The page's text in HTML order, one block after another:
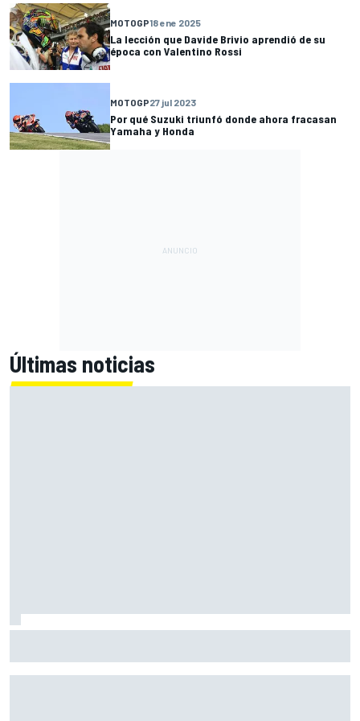
MOTOGP18 ene 2025
La lección que Davide Brivio aprendió de su
época con Valentino Rossi
MOTOGP27 jul 2023
Por qué Suzuki triunfó donde ahora fracasan
Yamaha y Honda
Últimas noticias